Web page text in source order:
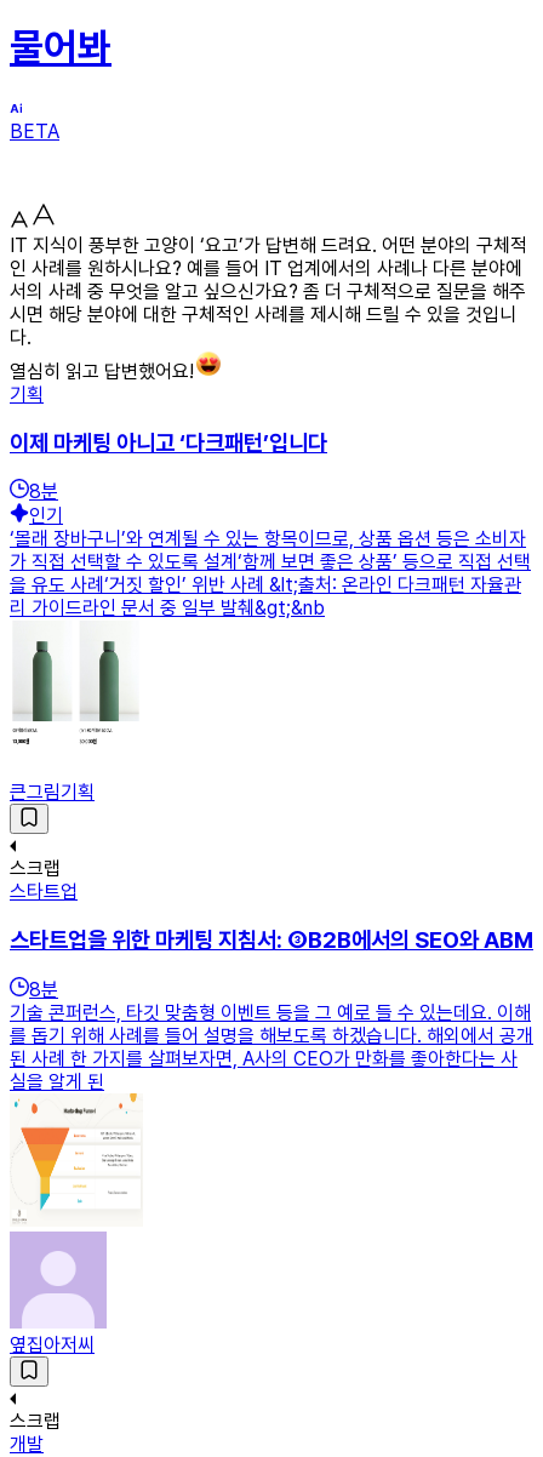
물어봐
BETA
IT 지식이 풍부한 고양이 ‘요고’가 답변해 드려요. 어떤 분야의 구체적
인 사례를 원하시나요? 예를 들어 IT 업계에서의 사례나 다른 분야에
서의 사례 중 무엇을 알고 싶으신가요? 좀 더 구체적으로 질문을 해주
시면 해당 분야에 대한 구체적인 사례를 제시해 드릴 수 있을 것입니
다.
열심히 읽고 답변했어요!
기획
이제 마케팅 아니고 ‘다크패턴’입니다
8분
인기
‘몰래 장바구니’와 연계될 수 있는 항목이므로, 상품 옵션 등은 소비자
가 직접 선택할 수 있도록 설계‘함께 보면 좋은 상품’ 등으로 직접 선택
을 유도 사례‘거짓 할인’ 위반 사례 &lt;출처: 온라인 다크패턴 자율관
리 가이드라인 문서 중 일부 발췌&gt;&nb
큰그림기획
스크랩
스타트업
스타트업을 위한 마케팅 지침서: ③B2B에서의 SEO와 ABM
8분
기술 콘퍼런스, 타깃 맞춤형 이벤트 등을 그 예로 들 수 있는데요. 이해
를 돕기 위해 사례를 들어 설명을 해보도록 하겠습니다. 해외에서 공개
된 사례 한 가지를 살펴보자면, A사의 CEO가 만화를 좋아한다는 사
실을 알게 된
옆집아저씨
스크랩
개발